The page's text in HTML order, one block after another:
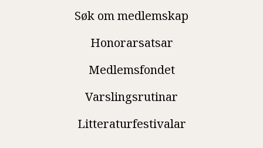
Søk om medlemskap
Honorarsatsar
Medlemsfondet
Varslingsrutinar
Litteraturfestivalar